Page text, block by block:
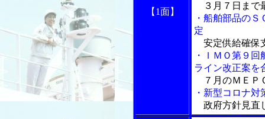
【1面】
３月７日まで
・船舶部品の
定
安定供給確保
・ＩＭＯ第９
ライン改正案を
７月のＭＥＰ
・新型コロナ
政府方針見直